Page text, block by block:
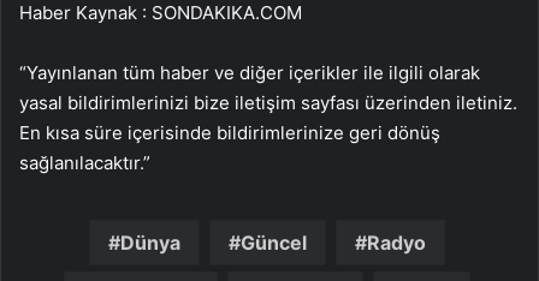
Haber Kaynak : SONDAKIKA.COM
“Yayınlanan tüm haber ve diğer içerikler ile ilgili olarak
yasal bildirimlerinizi bize iletişim sayfası üzerinden iletiniz.
En kısa süre içerisinde bildirimlerinize geri dönüş
sağlanılacaktır.”
Dünya Güncel Radyo